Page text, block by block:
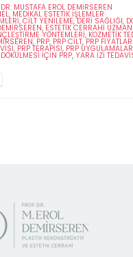
DR. MUSTAFA EROL DEMİRSEREN
, MEDIKAL ESTETIK İŞLEMLER
, CILT YENILEME,DERI SAĞLIĞI,
, ESTETIK CERRAHI UZMANI
YÖNTEMLERI, KOZMETIK
, PRP, PRP CILT,PRP FIYATLARI
, PRP TERAPISI, PRP
IÇIN PRP, YARA IZI